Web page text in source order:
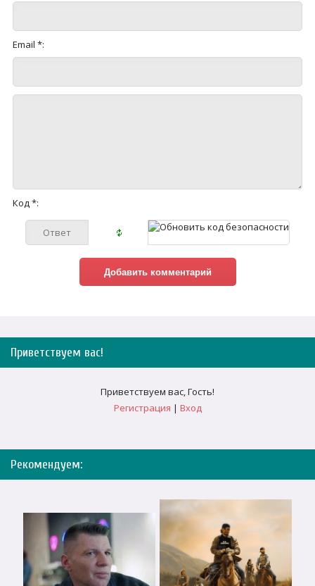
Email *:
Код *:
Приветствуем вас!
Приветствуем вас,Гость!
Регистрация | Вход
Рекомендуем: